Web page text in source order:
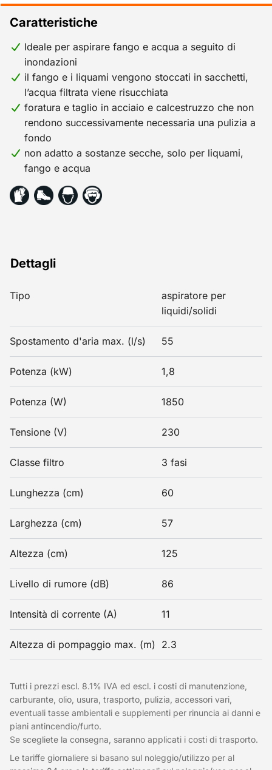
Dettagli
Tipo
aspiratore per
liquidi/solidi
Spostamento d'aria max. (l/s) 55
Potenza (kW) 1,8
Potenza (W) 1850
Tensione (V) 230
Classe filtro 3 fasi
Lunghezza (cm) 60
Larghezza (cm) 57
Altezza (cm) 125
Livello di rumore (dB) 86
Intensità di corrente (A) 11
Altezza di pompaggio max. (m) 2.3
Caratteristiche
Ideale per aspirare fango e acqua a seguito di
inondazioni
il fango e i liquami vengono stoccati in sacchetti,
l’acqua filtrata viene risucchiata
foratura e taglio in acciaio e calcestruzzo che non
rendono successivamente necessaria una pulizia a
fondo
non adatto a sostanze secche, solo per liquami,
fango e acqua
Tutti i prezzi escl. 8.1% IVA ed escl. i costi di manutenzione,
carburante, olio, usura, trasporto, pulizia, accessori vari,
eventuali tasse ambientali e supplementi per rinuncia ai danni e
piani antincendio/furto.
Se scegliete la consegna, saranno applicati i costi di trasporto.
Le tariffe giornaliere si basano sul noleggio/utilizzo per al